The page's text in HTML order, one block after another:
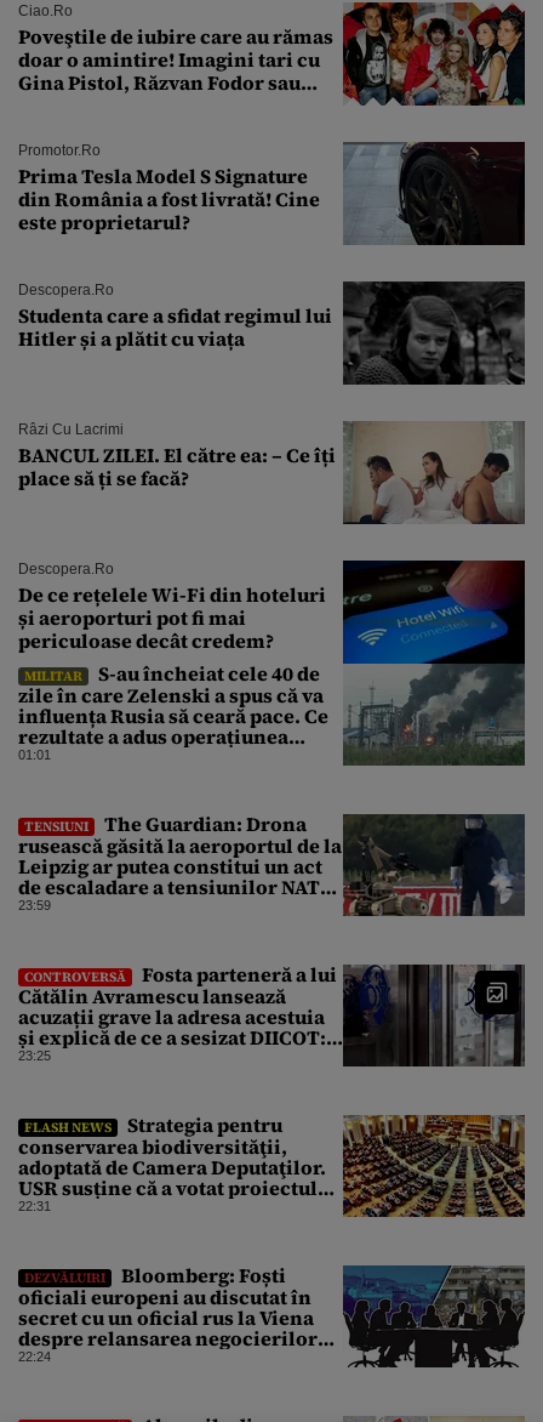
Ciao.ro
Poveştile de iubire care au rămas
doar o amintire! Imagini tari cu
Gina Pistol, Răzvan Fodor sau
Promotor.ro
Prima Tesla Model S Signature
din România a fost livrată! Cine
este proprietarul?
Descopera.ro
Studenta care a sfidat regimul lui
Hitler și a plătit cu viața
Râzi Cu Lacrimi
BANCUL ZILEI. El către ea: – Ce îți
place să ți se facă?
Descopera.ro
De ce rețelele Wi-Fi din hoteluri
și aeroporturi pot fi mai
periculoase decât credem?
MILITAR
S-au încheiat cele 40 de
zile în care Zelenski a spus că va
influența Rusia să ceară pace. Ce
rezultate a adus operațiunea
Kievului
01:01
TENSIUNI
The Guardian: Drona
rusească găsită la aeroportul de la
Leipzig ar putea constitui un act
de escaladare a tensiunilor NATO-
Rusia
23:59
CONTROVERSĂ
Fosta parteneră a lui
Cătălin Avramescu lansează
acuzații grave la adresa acestuia
și explică de ce a sesizat DIICOT:
„Făcea baie complet dezbrăcat cu
23:25
FLASH NEWS
Strategia pentru
conservarea biodiversităţii,
adoptată de Camera Deputaţilor.
USR susține că a votat proiectul
cu amendamentele PSD pentru a
22:31
DEZVĂLUIRI
Bloomberg: Foști
oficiali europeni au discutat în
secret cu un oficial rus la Viena
despre relansarea negocierilor
de pace dintre Ucraina și Rusia
22:24